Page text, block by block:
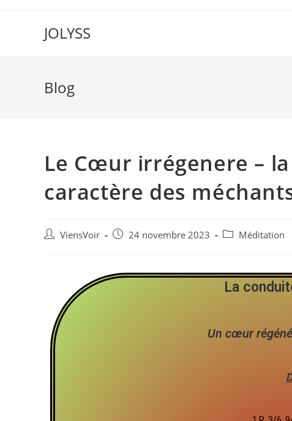
JOLYSS
Blog
Le Cœur irrégenere –
caractère des
ViensVoir 24 novembre 2023 Méditation
La
Un cœur